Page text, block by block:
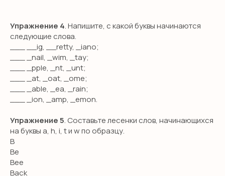
Упражнение 4. Напишите, с какой буквы начинаются
следующие слова.
___ __ig, __retty, _iano;
___ _nail, _wim, _tay;
___ _pple, _nt, _unt;
___ _at, _oat, _ome;
___ _able, _ea, _rain;
___ _ion, _amp, _emon.
Упражнение 5. Составьте лесенки слов, начинающихся
на буквы a, h, i, t и w по образцу.
B
Be
Bee
Back